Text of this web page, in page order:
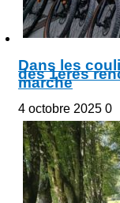
Dans les
des 1eres
marche
4 octobre 2025 0